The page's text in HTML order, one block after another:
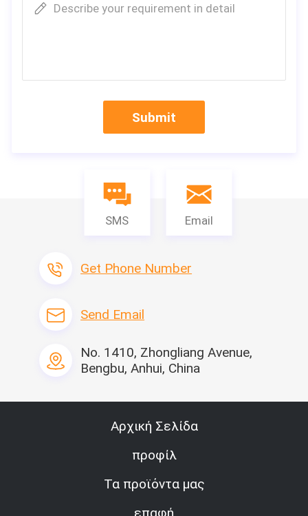
Describe your requirement in detail
Submit
SMS Email
Get Phone Number
Send Email
No. 1410, Zhongliang Avenue,
Bengbu, Anhui, China
Αρχική Σελίδα
προφίλ
Τα προϊόντα μας